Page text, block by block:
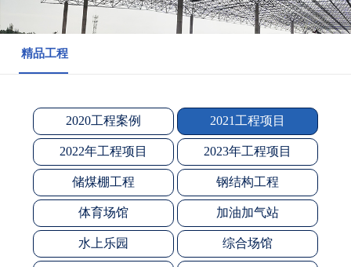
精品工程
2020工程案例 2021工程项目
2022年工程项目 2023年工程项目
储煤棚工程 钢结构工程
体育场馆 加油加气站
水上乐园 综合场馆